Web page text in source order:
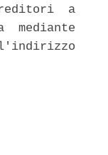
a
mediante